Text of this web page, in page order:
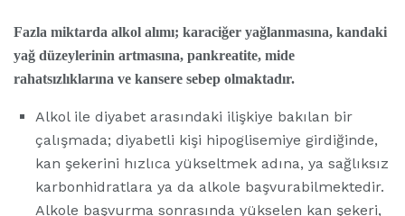
Fazla miktarda alkol alımı; karaciğer yağlanmasına, kandaki
yağ düzeylerinin artmasına, pankreatite, mide
rahatsızlıklarına ve kansere sebep olmaktadır.
Alkol ile diyabet arasındaki ilişkiye bakılan bir
çalışmada; diyabetli kişi hipoglisemiye girdiğinde,
kan şekerini hızlıca yükseltmek adına, ya sağlıksız
karbonhidratlara ya da alkole başvurabilmektedir.
Alkole başvurma sonrasında yükselen kan şekeri,